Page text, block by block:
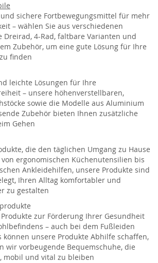
sichere Fortbewegungsmittel für mehr
– wählen Sie aus verschiedenen
Dreirad, 4-Rad, faltbare Varianten und
Zubehör, um eine gute Lösung für Ihre
finden
leichte Lösungen für Ihre
– unsere höhenverstellbaren,
sowie die Modelle aus Aluminium
Zubehör bieten Ihnen zusätzliche
Gehen
die den täglichen Umgang zu Hause
ergonomischen Küchenutensilien bis
Ankleidehilfen, unsere Produkte sind
Ihren Alltag komfortabler und
zu gestalten
zur Förderung Ihrer Gesundheit
– auch bei dem Fußleiden
können unsere Produkte Abhilfe schaffen,
wir vorbeugende Bequemschuhe, die
mobil und vital zu bleiben